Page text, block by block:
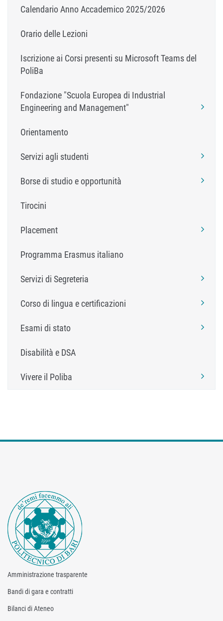
Calendario Anno Accademico 2025/2026
Orario delle Lezioni
Iscrizione ai Corsi presenti su Microsoft Teams del
PoliBa
Fondazione "Scuola Europea di Industrial
Engineering and Management"
Orientamento
Servizi agli studenti
Borse di studio e opportunità
Tirocini
Placement
Programma Erasmus italiano
Servizi di Segreteria
Corso di lingua e certificazioni
Esami di stato
Disabilità e DSA
Vivere il Poliba
Amministrazione trasparente
Bandi di gara e contratti
Bilanci di Ateneo